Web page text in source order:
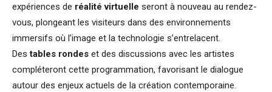
expériences de réalité virtuelle seront à nouveau au rendez-
vous, plongeant les visiteurs dans des environnements
immersifs où l’image et la technologie s’entrelacent.
Destables rondes et des discussions avec les artistes
compléteront cette programmation, favorisant le dialogue
autour des enjeux actuels de la création contemporaine.